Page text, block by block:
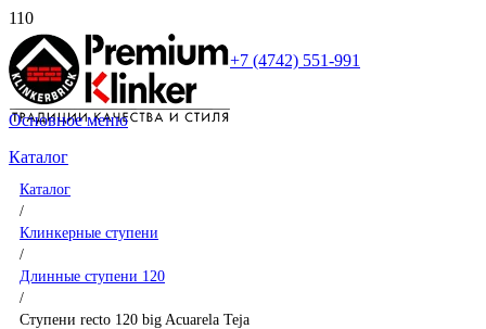
+7 (4742) 551-991
Основное меню
Каталог
Каталог
/
Клинкерные ступени
/
Длинные ступени 120
/
Ступени recto 120 big Acuarela Teja